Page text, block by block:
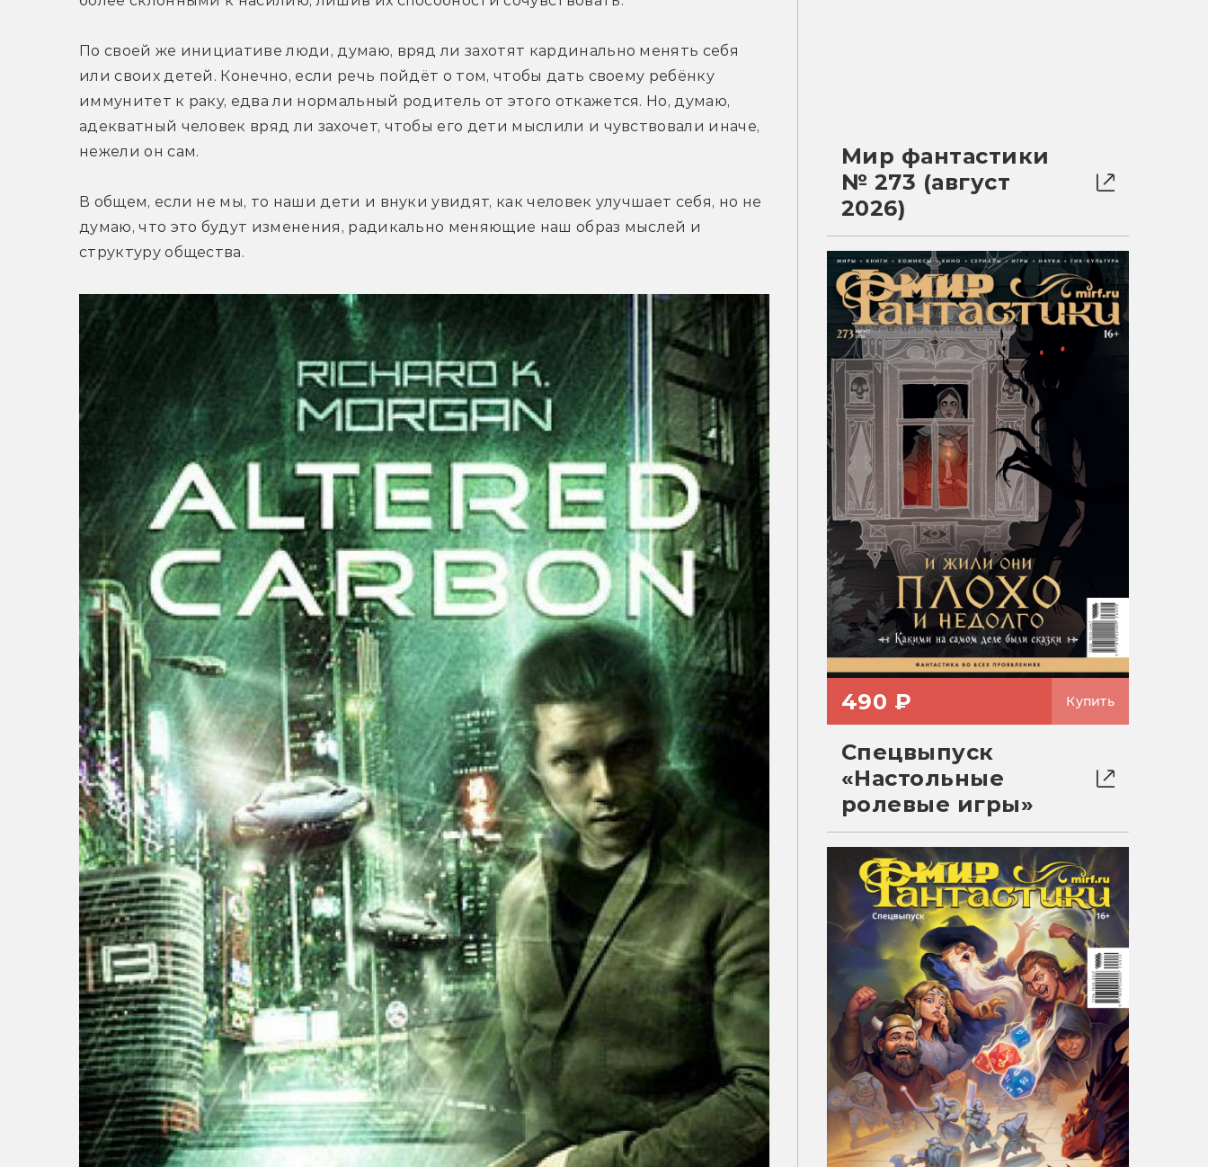
По своей же инициативе люди, думаю, вряд ли захотят кардинально менять себя
или своих детей. Конечно, если речь пойдёт о том, чтобы дать своему ребёнку
иммунитет к раку, едва ли нормальный родитель от этого откажется. Но, думаю,
адекватный человек вряд ли захочет, чтобы его дети мыслили и чувствовали иначе,
нежели он сам.
В общем, если не мы, то наши дети и внуки увидят, как человек улучшает себя, но не
думаю, что это будут изменения, радикально меняющие наш образ мыслей и
структуру общества.
Мир фантастики
№ 273 (август
2026)
490 ₽ Купить
Спецвыпуск
«Настольные
ролевые игры»